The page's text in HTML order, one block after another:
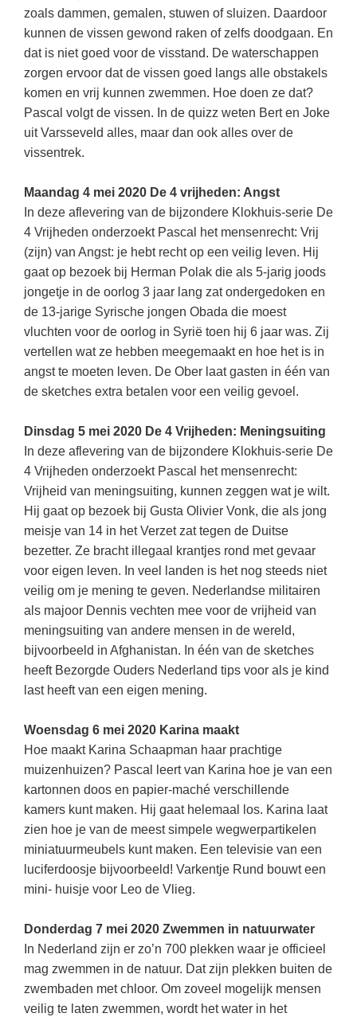
Den Haag(40)
Dordrecht
Zoetermeer(18)
Eindhoven
Haarlem(16)
Alkmaar
Klassieke Talen
Letterkunde
Levensbeschouwing
Maatschappijleer
Muziek
Nederlands
Rekenen / Wiskunde
Scheikunde
Sociale vaardigheden
Spaans
Studievaardigheden
Topografie
Verzorging
THEMA'S
Budgetteren
De boerderij
Duurzaamheid
Eerste wereldoorlog
Evolutieleer
Feest- en Gedenkdagen
Godsdienstonderwijs
Kerstfeest
Kinderboekenweek
Kleurplaten
Mediawijsheid
Nieuws
Onderwijsprijs
Schoolreisideeën
Schoolspullen
Seizoenen
Meesterbaan onderwijsvacatures
LEERMETHODEN
Biologie
Examentraining
Geschiedenis
Media
Nederlands
Rekenen
Sociale vaardigheden
Studievaardigheden
Taalvaardigheden
LESMATERIAAL
Beeldende Vorming
Biologie
Geld PO
Geld VO
Geschiedenis
Maatschappijleer
Orientatie
Rekenen
Sociale vaardigheden
Taalvaardigheid
Verzorging
MEER...
AI voor het onderwijs
Kruiswoordpuzzels
Onderwijslonen
Vrijeschoolonderwijs
Jenaplanonderwijs
Daltononderwijs
Schoolspullen
zoals dammen, gemalen, stuwen of sluizen. Daardoor
kunnen de vissen gewond raken of zelfs doodgaan. En
dat is niet goed voor de visstand. De waterschappen
zorgen ervoor dat de vissen goed langs alle obstakels
komen en vrij kunnen zwemmen. Hoe doen ze dat?
Pascal volgt de vissen. In de quizz weten Bert en Joke
uit Varsseveld alles, maar dan ook alles over de
vissentrek.
Maandag 4 mei 2020 De 4 vrijheden: Angst
In deze aflevering van de bijzondere Klokhuis-serie De
4 Vrijheden onderzoekt Pascal het mensenrecht: Vrij
(zijn) van Angst: je hebt recht op een veilig leven. Hij
gaat op bezoek bij Herman Polak die als 5-jarig joods
jongetje in de oorlog 3 jaar lang zat ondergedoken en
de 13-jarige Syrische jongen Obada die moest
vluchten voor de oorlog in Syrië toen hij 6 jaar was. Zij
vertellen wat ze hebben meegemaakt en hoe het is in
angst te moeten leven. De Ober laat gasten in één van
de sketches extra betalen voor een veilig gevoel.
Dinsdag 5 mei 2020 De 4 Vrijheden: Meningsuiting
In deze aflevering van de bijzondere Klokhuis-serie De
4 Vrijheden onderzoekt Pascal het mensenrecht:
Vrijheid van meningsuiting, kunnen zeggen wat je wilt.
Hij gaat op bezoek bij Gusta Olivier Vonk, die als jong
meisje van 14 in het Verzet zat tegen de Duitse
bezetter. Ze bracht illegaal krantjes rond met gevaar
voor eigen leven. In veel landen is het nog steeds niet
veilig om je mening te geven. Nederlandse militairen
als majoor Dennis vechten mee voor de vrijheid van
meningsuiting van andere mensen in de wereld,
bijvoorbeeld in Afghanistan. In één van de sketches
heeft Bezorgde Ouders Nederland tips voor als je kind
last heeft van een eigen mening.
Woensdag 6 mei 2020 Karina maakt
Hoe maakt Karina Schaapman haar prachtige
muizenhuizen? Pascal leert van Karina hoe je van een
kartonnen doos en papier-maché verschillende
kamers kunt maken. Hij gaat helemaal los. Karina laat
zien hoe je van de meest simpele wegwerpartikelen
miniatuurmeubels kunt maken. Een televisie van een
luciferdoosje bijvoorbeeld! Varkentje Rund bouwt een
mini- huisje voor Leo de Vlieg.
Donderdag 7 mei 2020 Zwemmen in natuurwater
In Nederland zijn er zo’n 700 plekken waar je officieel
mag zwemmen in de natuur. Dat zijn plekken buiten de
zwembaden met chloor. Om zoveel mogelijk mensen
veilig te laten zwemmen, wordt het water in het